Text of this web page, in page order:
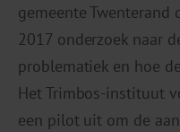
gemeente
2017 onderzoek naar
problematiek en hoe
Het Trimbos-instituut
een pilot uit om de